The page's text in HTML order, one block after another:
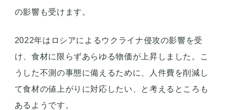
の影響も受けます。
2022年はロシアによるウクライナ侵攻の影響を受
け、食材に限らずあらゆる物価が上昇しました。こ
うした不測の事態に備えるために、人件費を削減し
て食材の値上がりに対応したい、と考えるところも
あるようです。